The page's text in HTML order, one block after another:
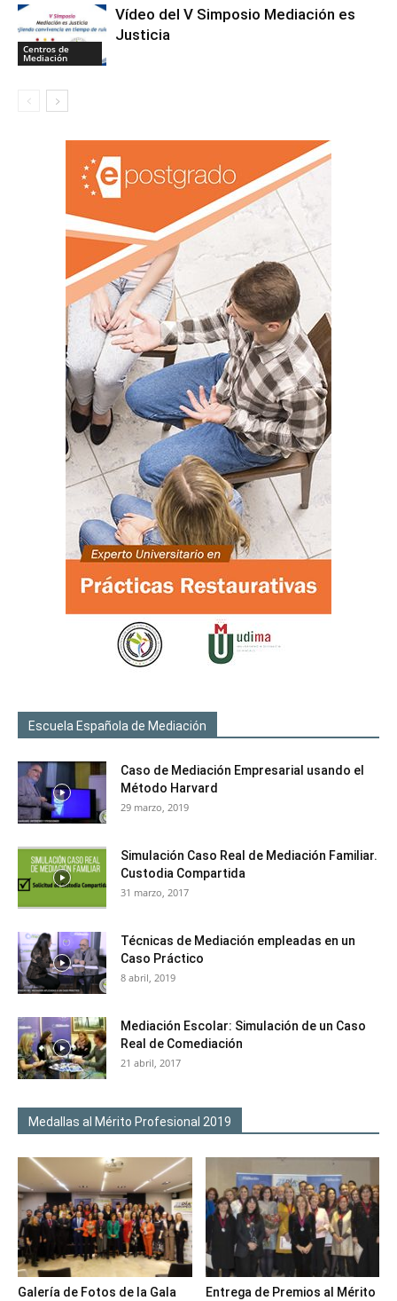
Centros de
Mediación
Vídeo del V Simposio Mediación es
Justicia
Escuela Española de Mediación
Caso de Mediación Empresarial usando el
Método Harvard
29 marzo, 2019
Simulación Caso Real de Mediación Familiar.
Custodia Compartida
31 marzo, 2017
Técnicas de Mediación empleadas en un
Caso Práctico
8 abril, 2019
Mediación Escolar: Simulación de un Caso
Real de Comediación
21 abril, 2017
Medallas al Mérito Profesional 2019
Galería de Fotos de la Gala
Entrega de Premios al Mérito